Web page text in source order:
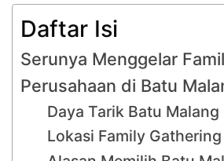
Daftar Isi
Serunya Menggelar
Perusahaan di Batu
Daya Tarik Batu Malang
Lokasi Family